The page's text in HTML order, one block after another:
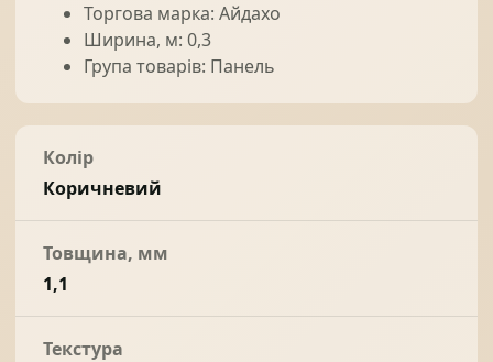
Торгова марка: Айдахо
Ширина, м: 0,3
Група товарів: Панель
Колір
Коричневий
Товщина, мм
1,1
Текстура